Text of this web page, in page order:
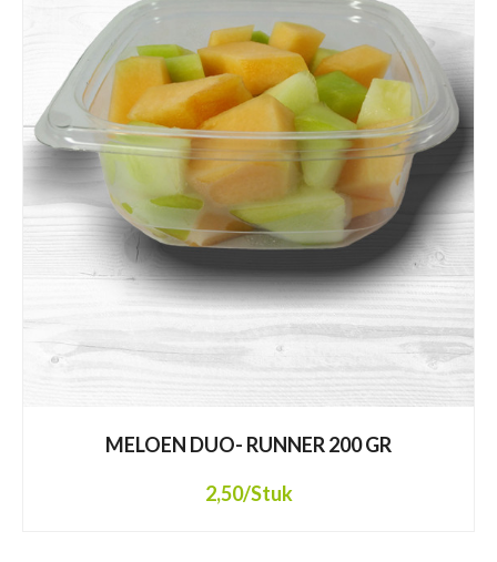
MELOEN DUO- RUNNER 200 GR
2,50/Stuk